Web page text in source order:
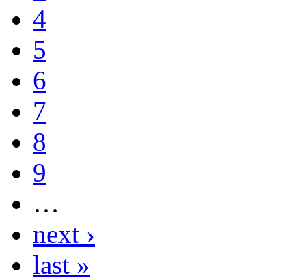
4
5
6
7
8
9
…
next ›
last »